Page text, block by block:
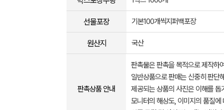
선물포장 기본100개씩지퍼백포장
원산지 국산
판촉상품 안내
판촉물은 판촉을 목적으로 제작하
일반상품으로 판매는 신중히 판단
제공되는 상품의 사진은 이해를
모니터의 해상도, 이미지의 품질